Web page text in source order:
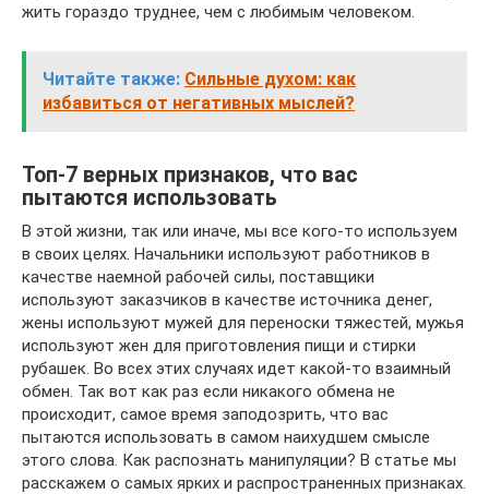
жить гораздо труднее, чем с любимым человеком.
Читайте также: Сильные духом: как
избавиться от негативных мыслей?
Топ-7 верных признаков, что вас
пытаются использовать
В этой жизни, так или иначе, мы все кого-то используем
в своих целях. Начальники используют работников в
качестве наемной рабочей силы, поставщики
используют заказчиков в качестве источника денег,
жены используют мужей для переноски тяжестей, мужья
используют жен для приготовления пищи и стирки
рубашек. Во всех этих случаях идет какой-то взаимный
обмен. Так вот как раз если никакого обмена не
происходит, самое время заподозрить, что вас
пытаются использовать в самом наихудшем смысле
этого слова. Как распознать манипуляции? В статье мы
расскажем о самых ярких и распространенных признаках.